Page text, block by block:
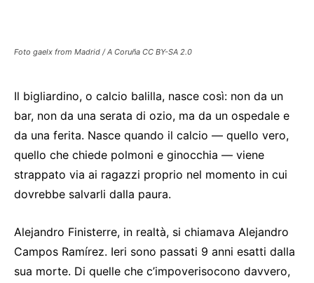
Foto gaelx from Madrid / A Coruña CC BY-SA 2.0
Il bigliardino, o calcio balilla, nasce così: non da un
bar, non da una serata di ozio, ma da un ospedale e
da una ferita. Nasce quando il calcio — quello vero,
quello che chiede polmoni e ginocchia — viene
strappato via ai ragazzi proprio nel momento in cui
dovrebbe salvarli dalla paura.
Alejandro Finisterre, in realtà, si chiamava Alejandro
Campos Ramírez. Ieri sono passati 9 anni esatti dalla
sua morte. Di quelle che c’impoverisocono davvero,